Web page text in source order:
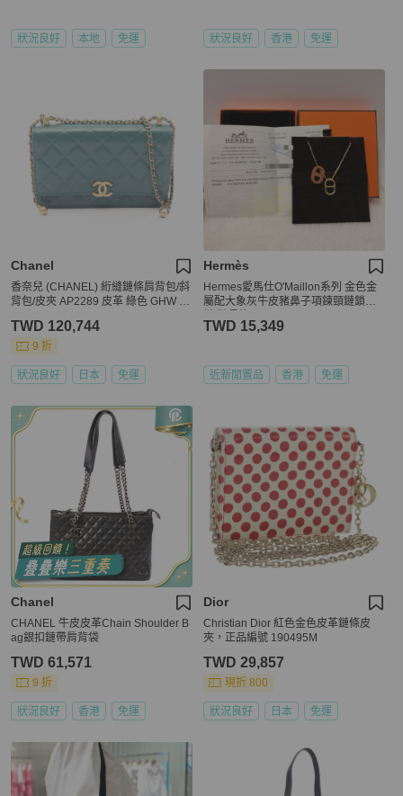
狀況良好 本地 免運 狀況良好 香港 免運
Chanel
香奈兒 (CHANEL) 絎縫鏈條肩背包/斜
背包/皮夾 AP2289 皮革 綠色 GHW C
TWD 120,744
9 折
狀況良好 日本 免運
Hermès
Hermes愛馬仕O'Maillon系列 金色金
屬配大象灰牛皮豬鼻子項鍊頸鏈鎖骨
TWD 15,349
近新閒置品 香港 免運
Chanel
CHANEL 牛皮皮革Chain Shoulder B
ag銀扣鏈帶肩背袋
TWD 61,571
9 折
狀況良好 香港 免運
Dior
Christian Dior 紅色金色皮革鏈條皮
夾，正品編號 190495M
TWD 29,857
現折 800
狀況良好 日本 免運